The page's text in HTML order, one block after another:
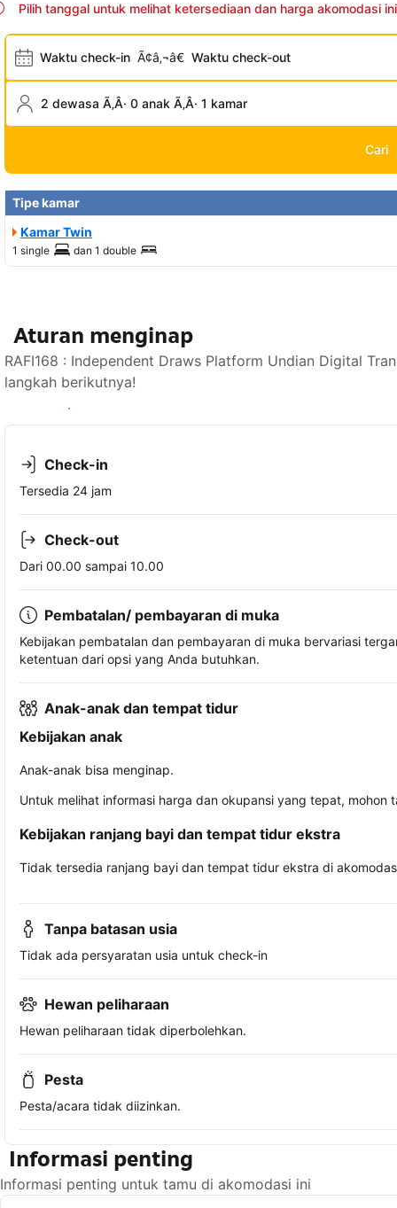
Pilih tanggal untuk melihat ketersediaan dan harga akomodasi ini
Waktu check-in Ã¢â‚¬â€ Waktu check-out
2 dewasa Ã‚Â· 0 anak Ã‚Â· 1 kamar
Cari
Tipe kamar
Kamar Twin
1 single dan 1 double
Aturan menginap
RAFI168 : Independent Draws Platform Undian Digital
langkah berikutnya!
Lihat ketersediaan
Check-in
Tersedia 24 jam
Check-out
Dari 00.00 sampai 10.00
Pembatalan/ pembayaran di muka
Kebijakan pembatalan dan pembayaran di muka bervariasi
ketentuan dari opsi yang Anda butuhkan.
Anak-anak dan tempat tidur
Kebijakan anak
Anak-anak bisa menginap.
Untuk melihat informasi harga dan okupansi yang tepat,
Kebijakan ranjang bayi dan tempat tidur ekstra
Tidak tersedia ranjang bayi dan tempat tidur ekstra di
Tanpa batasan usia
Tidak ada persyaratan usia untuk check-in
Hewan peliharaan
Hewan peliharaan tidak diperbolehkan.
Pesta
Pesta/acara tidak diizinkan.
Informasi penting
Informasi penting untuk tamu di akomodasi ini